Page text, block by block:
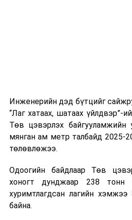
өдөр тутмын ажлын бэлэн
практик ур чадварыг
Сургалтыг танилцуулах
жишээнд суурилсан сургалт,
танилцах, онцгой нөхцөлд
онол, практик хосолсон
байна.
Инженерийн дэд бүтцийг
“Лаг хатаах, шатаах үйлдвэр”-
Төв цэвэрлэх байгууламжийн
мянган ам метр талбайд 2025-
төлөвлөжээ.
Одоогийн байдлаар Төв
хоногт дунджаар 238 тонн
хуримтлагдсан лагийн
байна.